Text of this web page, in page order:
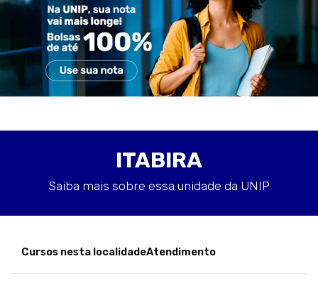
ITABIRA
Saiba mais sobre essa unidade da UNIP
Cursos nesta localidadeAtendimento